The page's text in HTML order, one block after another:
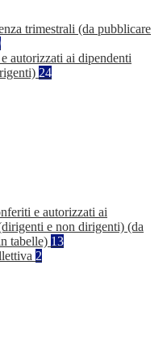
trimestrali (da pubblicare
autorizzati ai dipendenti
24
e autorizzati ai
e non dirigenti) (da
tabelle) 13
2